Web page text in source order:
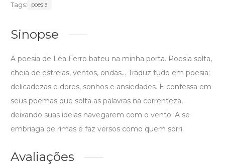
Tags: poesia
Sinopse
A poesia de Léa Ferro bateu na minha porta. Poesia solta,
cheia de estrelas, ventos, ondas... Traduz tudo em poesia:
delicadezas e dores, sonhos e ansiedades. E confessa em
seus poemas que solta as palavras na correnteza,
deixando suas ideias navegarem com o vento. A se
embriaga de rimas e faz versos como quem sorri.
Avaliações